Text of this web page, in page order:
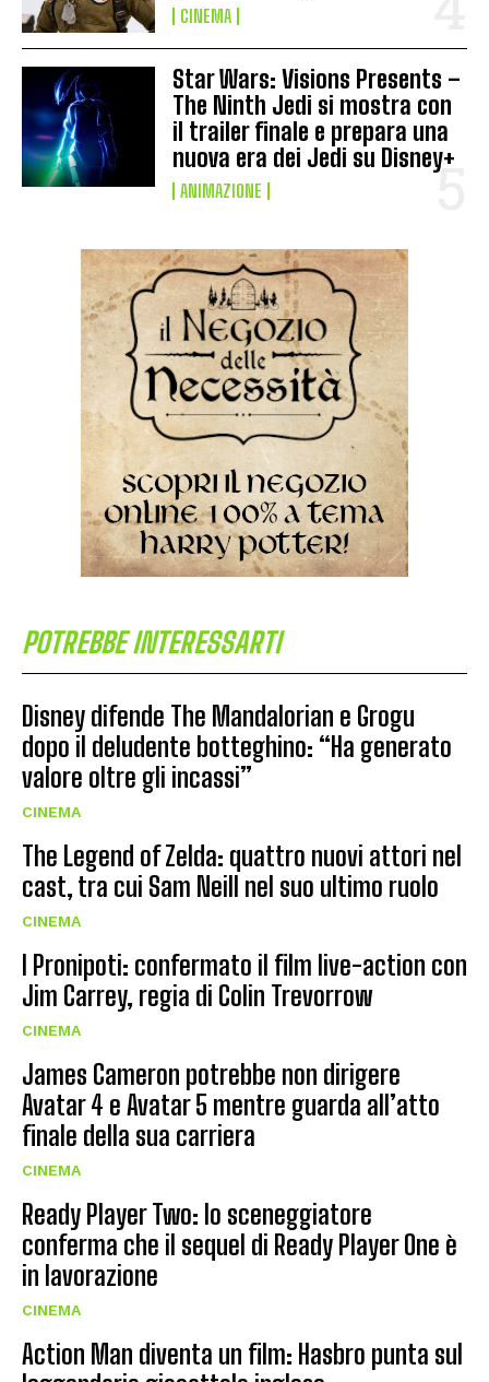
CINEMA
Star Wars: Visions Presents –
The Ninth Jedi si mostra con
il trailer finale e prepara una
nuova era dei Jedi su Disney+
ANIMAZIONE
POTREBBE INTERESSARTI
Disney difende The Mandalorian e Grogu
dopo il deludente botteghino: “Ha generato
valore oltre gli incassi”
CINEMA
The Legend of Zelda: quattro nuovi attori nel
cast, tra cui Sam Neill nel suo ultimo ruolo
CINEMA
I Pronipoti: confermato il film live-action con
Jim Carrey, regia di Colin Trevorrow
CINEMA
James Cameron potrebbe non dirigere
Avatar 4 e Avatar 5 mentre guarda all’atto
finale della sua carriera
CINEMA
Ready Player Two: lo sceneggiatore
conferma che il sequel di Ready Player One è
in lavorazione
CINEMA
Action Man diventa un film: Hasbro punta sul